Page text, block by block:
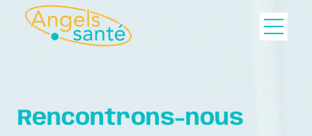
Rencontrons-nous